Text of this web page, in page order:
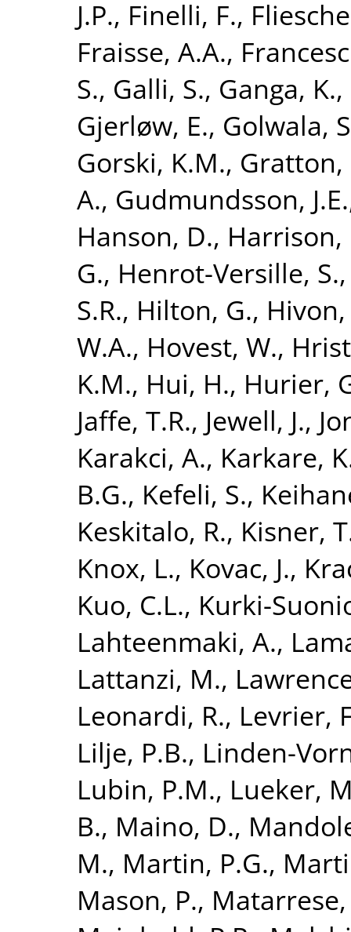
J.P., Finelli, F.,
Fraisse, A.A.,
S., Galli, S., Ganga, K.,
Gjerløw, E., Golwala,
Gorski, K.M., Gratton,
A., Gudmundsson, J.E.
Hanson, D., Harrison,
G., Henrot-Versille, S.
S.R., Hilton, G., Hivon,
W.A., Hovest, W.,
K.M., Hui, H., Hurier,
Jaffe, T.R., Jewell, J.,
Karakci, A., Karkare,
B.G., Kefeli, S.,
Keskitalo, R., Kisner,
Knox, L., Kovac, J.,
Kuo, C.L., Kurki-
Lahteenmaki, A.,
Lattanzi, M.,
Leonardi, R., Levrier,
Lilje, P.B., Linden-
Lubin, P.M., Lueker,
B., Maino, D.,
M., Martin, P.G.,
Mason, P., Matarrese,